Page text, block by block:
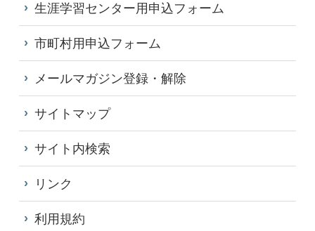
生涯学習センター用申込フォーム
市町村用申込フォーム
メールマガジン登録・解除
サイトマップ
サイト内検索
リンク
利用規約